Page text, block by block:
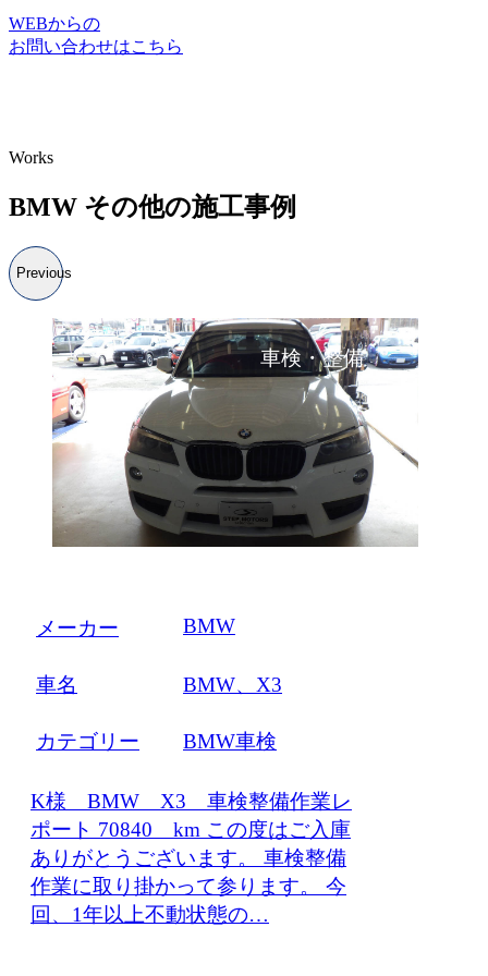
WEBからの
お問い合わせはこちら
Works
BMW その他の施工事例
Previous
車検・整備
メーカー BMW
車名 BMW、X3
カテゴリー BMW車検
K様 BMW X3 車検整備作業レ
ポート 70840 km この度はご入庫
ありがとうございます。 車検整備
作業に取り掛かって参ります。 今
回、1年以上不動状態の…